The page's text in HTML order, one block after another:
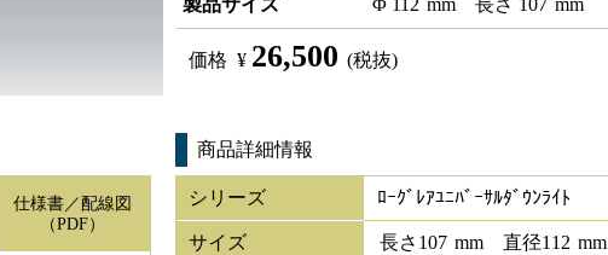
価格 ¥ 26,500 (税抜)
仕様書／配線図
（PDF）
商品詳細情報
シリーズ ﾛｰｸﾞﾚｱﾕﾆﾊﾞｰｻﾙﾀﾞｳﾝﾗｲﾄ
サイズ 長さ 107 mm 直径112 mm